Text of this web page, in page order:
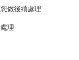
做後續處理
理